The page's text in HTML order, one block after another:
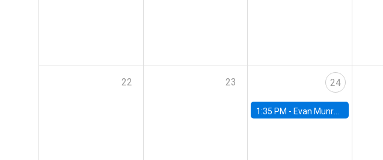
22 23 24
1:35 PM - Evan Munro, Neyman Visiting Assistant Professor in the Department of Statistics at UC Berkeley